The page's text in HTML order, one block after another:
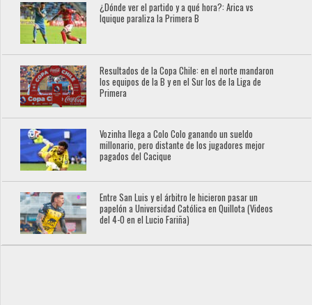
¿Dónde ver el partido y a qué hora?: Arica vs
Iquique paraliza la Primera B
Resultados de la Copa Chile: en el norte mandaron
los equipos de la B y en el Sur los de la Liga de
Primera
Vozinha llega a Colo Colo ganando un sueldo
millonario, pero distante de los jugadores mejor
pagados del Cacique
Entre San Luis y el árbitro le hicieron pasar un
papelón a Universidad Católica en Quillota (Videos
del 4-0 en el Lucio Fariña)